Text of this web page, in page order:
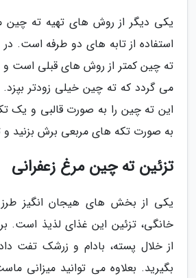
یکی دیگر از روش های تهیه ته چین
استفاده از تابه های دو طرفه است.
ته چین کمتر از روش های قبلی است
می گردد که ته چین خیلی زودتر بپزد.
این ته چین را به صورت قالبی و یک
به صورت تکه های مربعی برش بزنید و
تزئین ته چین مرغ زعفرانی
یکی از بخش های هیجان انگیز
خانگی، تزئین این غذای لذیذ است.
از خلال پسته، بادام و زرشک تفت
بگیرید. بعلاوه می توانید میزانی